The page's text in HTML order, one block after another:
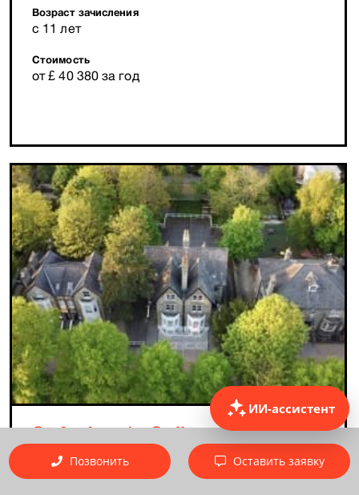
Возраст зачисления
с 11 лет
Стоимость
от £ 40 380 за год
St Andrew's College
Позвонить Оставить заявку
ИИ-ассистент